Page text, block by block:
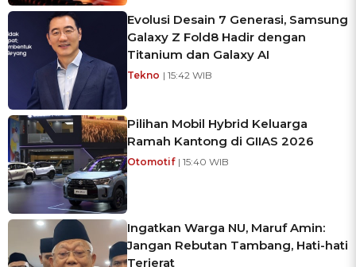
Evolusi Desain 7 Generasi, Samsung
Galaxy Z Fold8 Hadir dengan
Titanium dan Galaxy AI
Tekno | 15:42 WIB
Pilihan Mobil Hybrid Keluarga
Ramah Kantong di GIIAS 2026
Otomotif | 15:40 WIB
Ingatkan Warga NU, Maruf Amin:
Jangan Rebutan Tambang, Hati-hati
Terjerat